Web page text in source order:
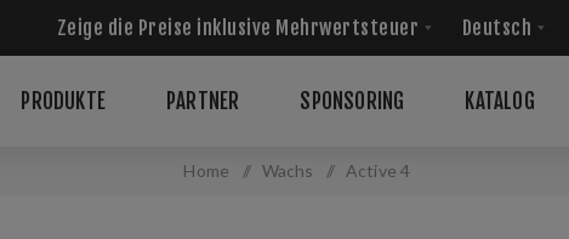
PRODUKTE PARTNER SPONSORING KATALOG
Home / Wachs / Active 4